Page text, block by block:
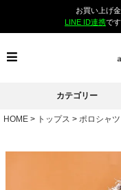
お買い上げ
LINE ID連携で
カテゴリー
HOME トップス ポロシャツ